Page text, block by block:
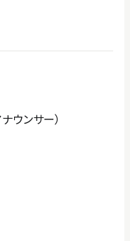
ウンサー）